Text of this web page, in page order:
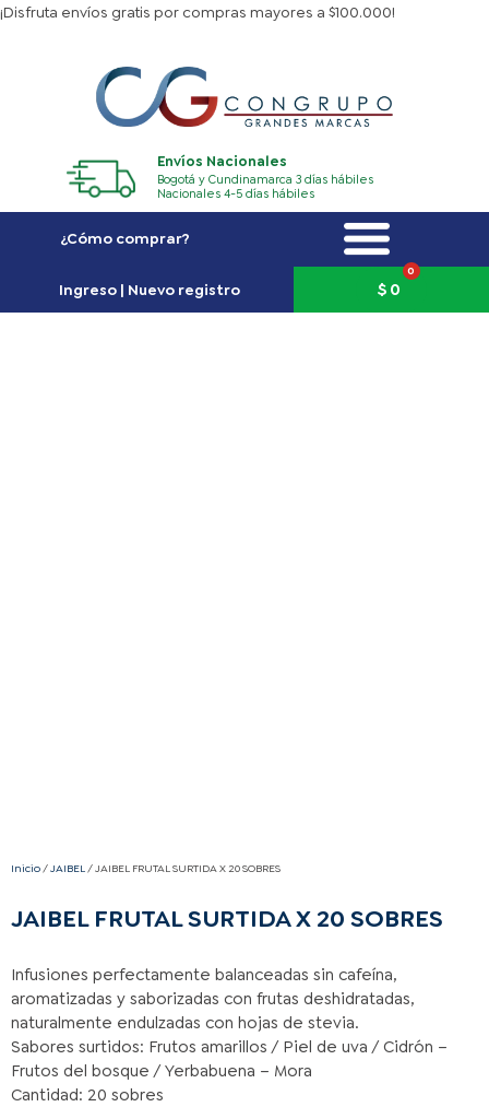
Ir
¡Disfruta envíos gratis por compras mayores a $100.000!
Envíos Nacionales
Bogotá y Cundinamarca 3 días hábiles
Nacionales 4-5 días hábiles
¿Cómo comprar?
Ingreso | Nuevo registro $0
0
Carrito
Inicio/JAIBEL/ JAIBEL FRUTAL SURTIDA X 20 SOBRES
JAIBEL FRUTAL SURTIDA X 20 SOBRES
Infusiones perfectamente balanceadas sin cafeína,
aromatizadas y saborizadas con frutas deshidratadas,
naturalmente endulzadas con hojas de stevia.
Sabores surtidos: Frutos amarillos / Piel de uva / Cidrón –
Frutos del bosque / Yerbabuena – Mora
Cantidad: 20 sobres